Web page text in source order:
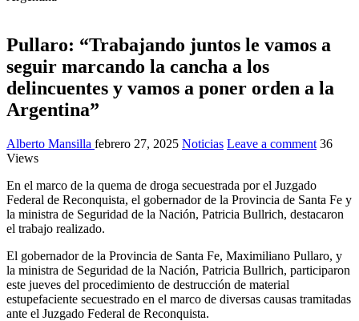
Pullaro: “Trabajando juntos le vamos a
seguir marcando la cancha a los
delincuentes y vamos a poner orden a la
Argentina”
Alberto Mansilla febrero 27, 2025 Noticias Leave a comment 36
Views
En el marco de la quema de droga secuestrada por el Juzgado
Federal de Reconquista, el gobernador de la Provincia de Santa Fe y
la ministra de Seguridad de la Nación, Patricia Bullrich, destacaron
el trabajo realizado.
El gobernador de la Provincia de Santa Fe, Maximiliano Pullaro, y
la ministra de Seguridad de la Nación, Patricia Bullrich, participaron
este jueves del procedimiento de destrucción de material
estupefaciente secuestrado en el marco de diversas causas tramitadas
ante el Juzgado Federal de Reconquista.